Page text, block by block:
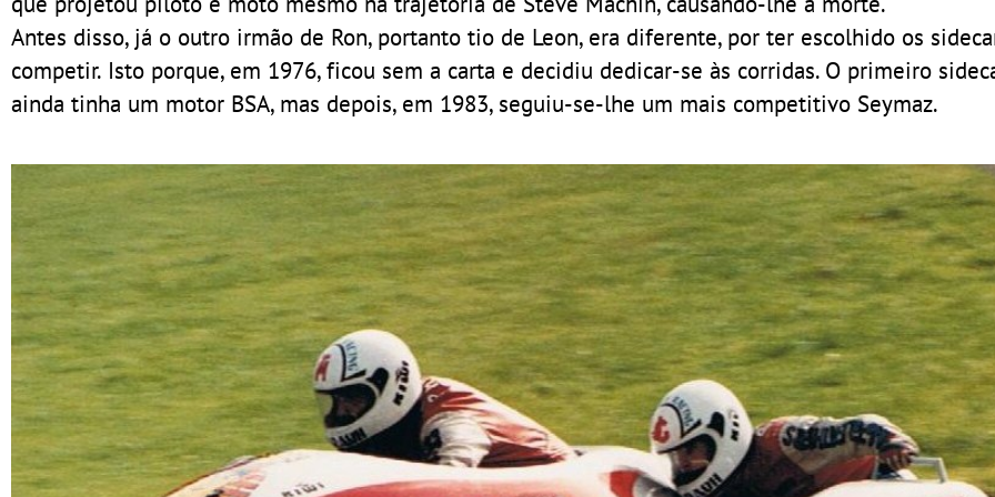
Antes disso, já o outro irmão de Ron, portanto tio de Leon, era diferente, por ter escolhido os
competir. Isto porque, em 1976, ficou sem a carta e decidiu dedicar-se às corridas. O primeiro
ainda tinha um motor BSA, mas depois, em 1983, seguiu-se-lhe um mais competitivo Seymaz.